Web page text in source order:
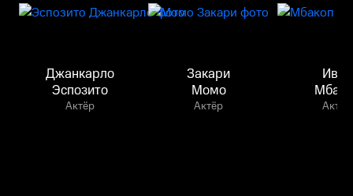
Джанкарло
Эспозито
Актёр
Закари
Момо
Актёр
Иван
Актёр